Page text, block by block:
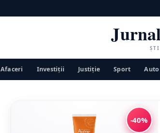
Afaceri Investiții Justiţie Sport Auto
-40%